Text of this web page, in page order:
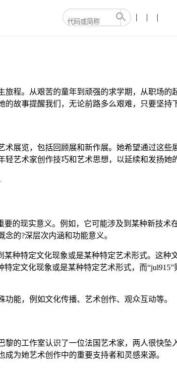
程。从艰苦的童年到顽强的求学期，从职场
故事提醒我们，无论前路多么艰难，只要坚持
展览，包括回顾展和新作展。她希望通过这
艺术家创作技巧和艺术思想，以延续和发扬她
的现实意义。例如，它可能涉及到某种新技
的?深层次内涵和功能意义。
种特定文化现象或是某种特定艺术形式。这种
定文化现象或是某种特定艺术形式，而
能，例如文化传播、艺术创作、观众互动等。
的工作室认识了一位法国艺术家，两人很快
为她艺术创作中的重要支持者和灵感来源。